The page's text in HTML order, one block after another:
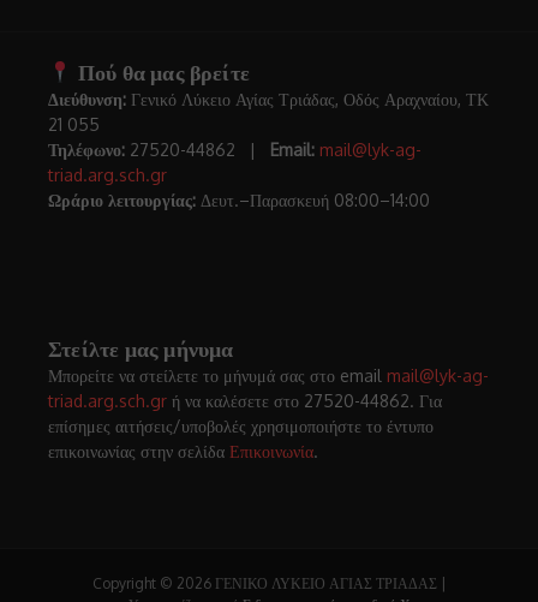
Πού θα μας βρείτε
Διεύθυνση: Γενικό Λύκειο Αγίας Τριάδας, Οδός Αραχναίου, ΤΚ
21 055
Τηλέφωνο: 27520-44862 | Email: mail@lyk-ag-
triad.arg.sch.gr
Ωράριο λειτουργίας: Δευτ.–Παρασκευή 08:00–14:00
Στείλτε μας μήνυμα
Μπορείτε να στείλετε το μήνυμά σας στο email mail@lyk-ag-
triad.arg.sch.gr ή να καλέσετε στο 27520-44862. Για
επίσημες αιτήσεις/υποβολές χρησιμοποιήστε το έντυπο
επικοινωνίας στην σελίδα Επικοινωνία.
Copyright © 2026 ΓΕΝΙΚΟ ΛΥΚΕΙΟ ΑΓΙΑΣ ΤΡΙΑΔΑΣ |